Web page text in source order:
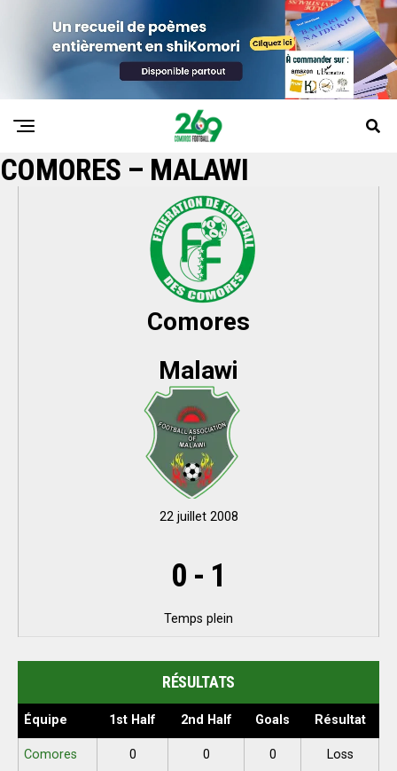
COMORES – MALAWI
Comores
Malawi
22 juillet 2008
0 - 1
Temps plein
RÉSULTATS
Équipe 1st Half 2nd Half Goals Résultat
Comores 0 0 0 Loss